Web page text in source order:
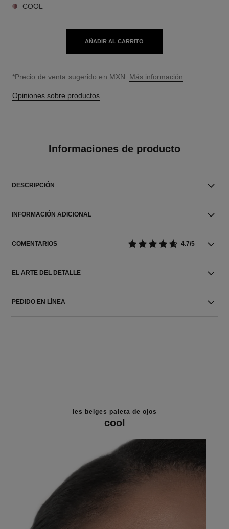
COOL
AÑADIR AL CARRITO
↩
*Precio de venta sugerido en MXN. Más información
Opiniones sobre productos
Informaciones de producto
DESCRIPCIÓN
INFORMACIÓN ADICIONAL
COMENTARIOS 4.7/5
EL ARTE DEL DETALLE
PEDIDO EN LÍNEA
les beiges paleta de ojos
cool